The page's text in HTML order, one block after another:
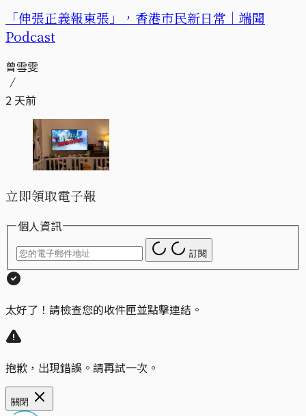
「伸張正義報東張」，香港市民新日常｜端聞
Podcast
曾雪雯
2 天前
立即領取電子報
個人資訊
訂閱
太好了！請檢查您的收件匣並點擊連結。
抱歉，出現錯誤。請再試一次。
關閉